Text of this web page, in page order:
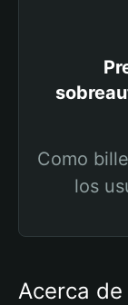
Como
los
Acerca